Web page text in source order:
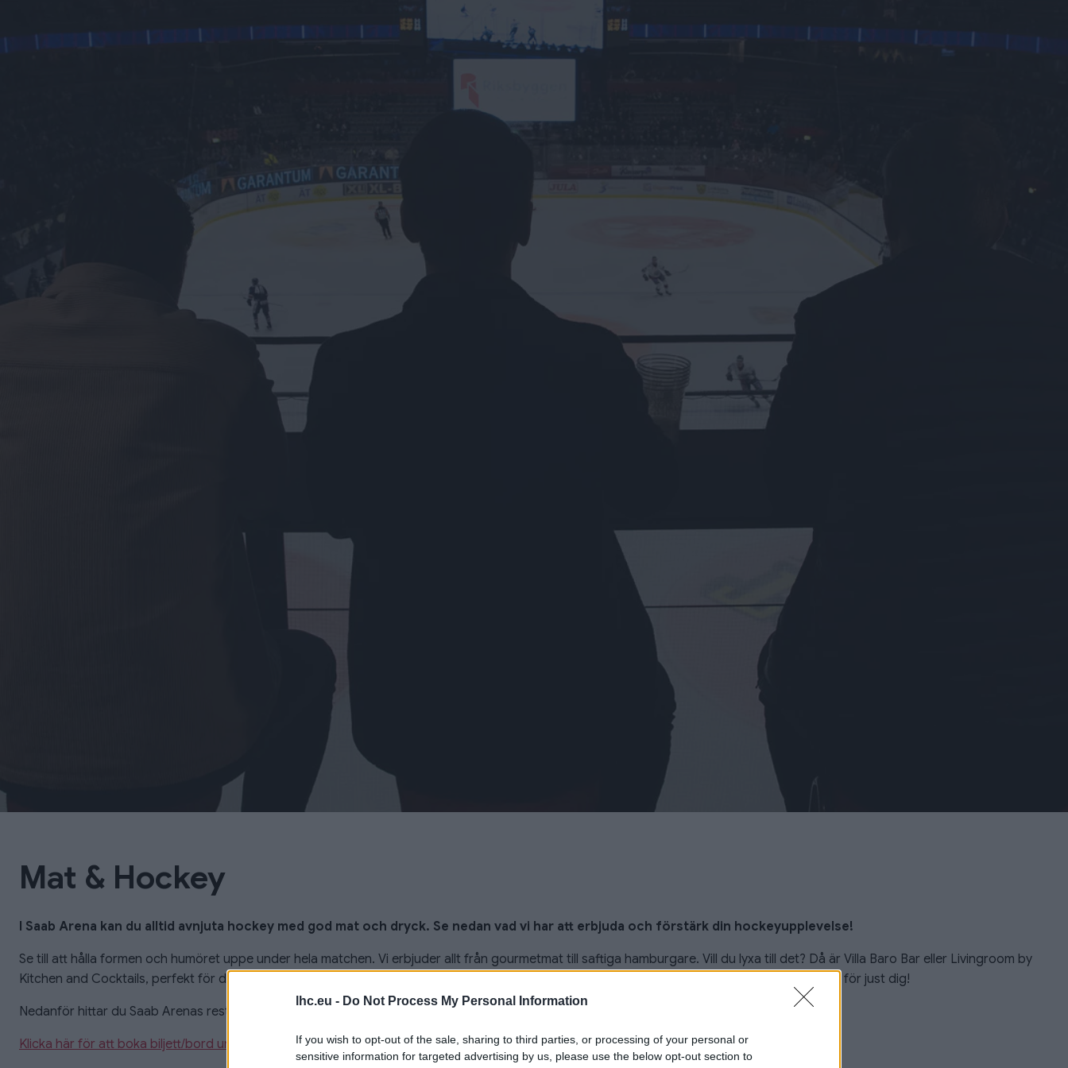
lhc.eu - Do Not Process My Personal Information
If you wish to opt-out of the sale, sharing to third parties, or processing of your personal or
sensitive information for targeted advertising by us, please use the below opt-out section to
Mat & Hockey
I Saab Arena kan du alltid avnjuta hockey med god mat och dryck. Se nedan vad vi har att erbjuda och förstärk din hockeyupplevelse!
Se till att hålla formen och humöret uppe under hela matchen. Vi erbjuder allt från gourmetmat till saftiga hamburgare. Vill du lyxa till det? Då är Villa Baro Bar eller Livingroom by
Kitchen and Cocktails, perfekt för dig. Vill du ha något enklare? Då har vi flera olika barer med bufféer att hugga in i. Med andra ord - vi har allt för just dig!
Nedanför hittar du Saab Arenas restaurang- och kioskutbud under matchdagar.
Klicka här för att boka biljett/bord under respektive match.